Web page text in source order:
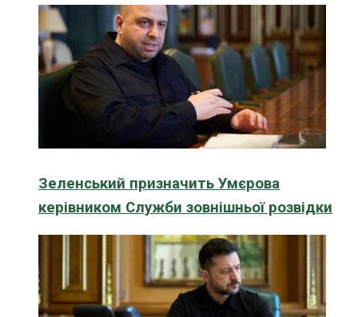
Зеленський призначить Умєрова
керівником Служби зовнішньої розвідки